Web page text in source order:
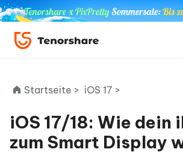
ReiBoot
for iOS
Startseite > iOS 17 >
iOS 17/18: Wie dein
zum Smart Display